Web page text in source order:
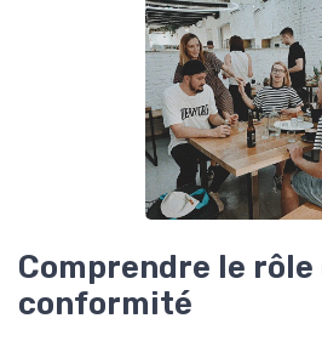
Comprendre le
conformité